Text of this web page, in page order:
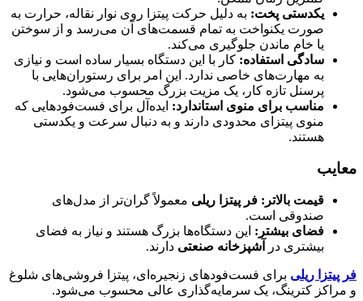
یکدستی پخت: به دلیل حرکت پیتزا روی نوار نقاله، حرارت به
صورت یکنواخت به تمام قسمت‌های آن می‌رسد و از سوختن
یا خام ماندن جلوگیری می‌کند.
سادگی استفاده: کار با این دستگاه بسیار ساده است و نیازی
به مهارت‌های خاصی ندارد. این امر برای رستوران‌هایی با
پرسنل تازه کار، یک مزیت بزرگ محسوب می‌شود.
مناسب برای منوی استاندارد: ایده‌آل برای فست‌فودهایی که
منوی پیتزای محدودی دارند و به دنبال سرعت و یکدستی
هستند.
معایب
قیمت بالاتر : فر پیتزا ریلی معمولاً گران‌تر از مدل‌های
صندوقی است.
فضای بیشتر : این دستگاه‌ها بزرگ هستند و نیاز به فضای
بیشتری در
آشپزخانه صنعتی دارند.
فر پیتزا ریلی برای فست‌فودهای زنجیره‌ای، پیتزا فروشی‌های شلوغ
و مراکز کترینگ، یک سرمایه‌گذاری عالی محسوب می‌شود.